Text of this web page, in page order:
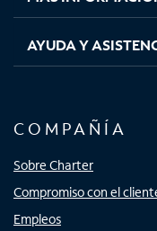
AYUDA Y
COMPAÑÍA
Sobre Charter
Compromiso con el
Empleos